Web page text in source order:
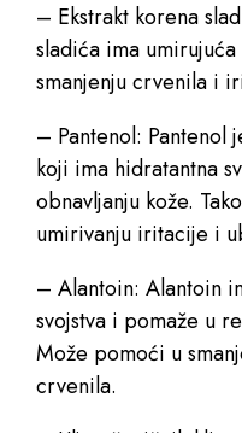
– Ekstrakt korena
sladića ima
smanjenju crvenila i
– Pantenol: Pantenol
koji ima hidratantna
obnavljanju kože.
umirivanju iritacije i
– Alantoin: Alantoin
svojstva i pomaže u
Može pomoći u
crvenila.